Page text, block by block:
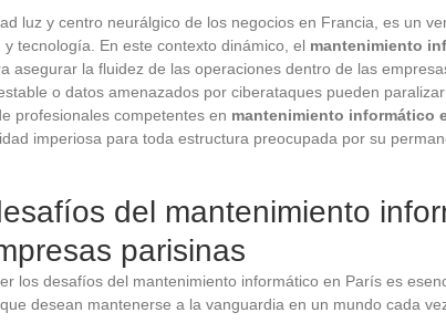
luz y centro neurálgico de los negocios en Francia, es un
y tecnología. En este contexto dinámico, el mantenimiento
asegurar la fluidez de las operaciones dentro de las
o datos amenazados por ciberataques pueden
profesionales competentes en mantenimiento informático
imperiosa para toda estructura preocupada por su
del mantenimiento
parisinas
los desafíos del mantenimiento informático en París es
desean mantenerse a la vanguardia en un mundo cada